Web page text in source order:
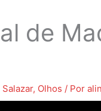
de
, Olhos / Por